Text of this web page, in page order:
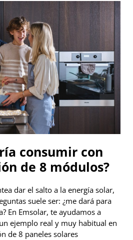
consumir con
de 8 módulos?
dar el salto a la energía solar,
suele ser: ¿me dará para
En Emsolar, te ayudamos a
ejemplo real y muy habitual en
de 8 paneles solares